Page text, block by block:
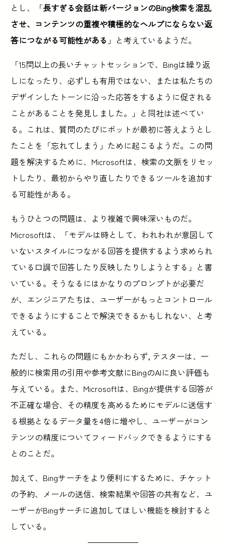
とし、「長すぎる会話は新バージョンのBing検索を混乱
させ、コンテンツの重複や積極的なヘルプにならない返
答につながる可能性がある 」と考えているようだ。
「15問以上の長いチャットセッションで、Bingは繰り返
しになったり、必ずしも有用ではない、または私たちの
デザインしたトーンに沿った応答をするように促される
ことがあることを発見しました。」と同社は述べてい
る。これは、質問のたびにボットが最初に答えようとし
たことを「忘れてしまう」ために起こるようだ。この問
題を解決するために、Microsoftは、検索の文脈をリセッ
トしたり、最初からやり直したりできるツールを追加す
る可能性がある。
もうひとつの問題は、より複雑で興味深いものだ。
Microsoftは、「モデルは時として、われわれが意図して
いないスタイルにつながる回答を提供するよう求められ
ている口調で回答したり反映したりしようとする」と書
いている。そうなるにはかなりのプロンプトが必要だ
が、エンジニアたちは、ユーザーがもっとコントロール
できるようにすることで解決できるかもしれない、と考
えている。
ただし、これらの問題にもかかわらず, テスターは、一
般的に検索用の引用や参考文献にBingのAIに良い評価も
与えている。また、Microsoftは、Bingが提供する回答が
不正確な場合、その精度を高めるためにモデルに送信す
る根拠となるデータ量を4倍に増やし、ユーザーがコン
テンツの精度についてフィードバックできるようにする
とのことだ。
加えて、Bingサーチをより便利にするために、チケット
の予約、メールの送信、検索結果や回答の共有など、ユ
ーザーがBingサーチに追加してほしい機能を検討すると
している。